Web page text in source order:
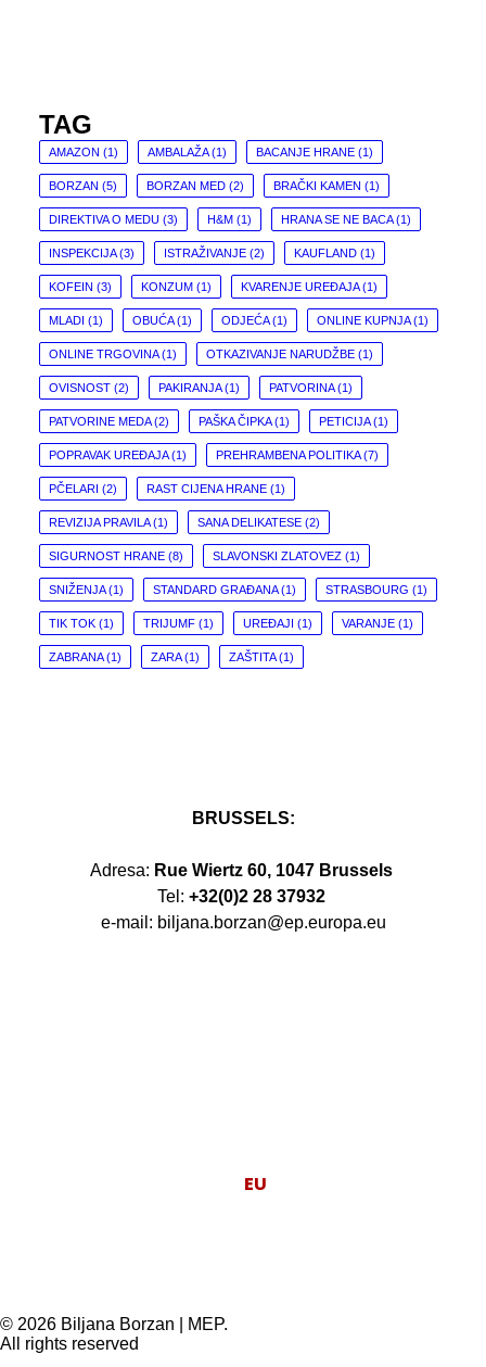
TAG
AMAZON (1) AMBALAŽA(1) BACANJE HRANE (1)
BORZAN (5) BORZAN MED (2) BRAČKI KAMEN (1)
DIREKTIVA O MEDU (3) H&M (1) HRANA SE NE BACA(1)
INSPEKCIJA(3) ISTRAŽIVANJE (2) KAUFLAND (1)
KOFEIN (3) KONZUM (1) KVARENJE UREĐAJA(1)
MLADI (1) OBUĆA(1) ODJEĆA(1) ONLINE KUPNJA(1)
ONLINE TRGOVINA(1) OTKAZIVANJE NARUDŽBE (1)
OVISNOST (2) PAKIRANJA(1) PATVORINA(1)
PATVORINE MEDA(2) PAŠKA ČIPKA(1) PETICIJA(1)
POPRAVAK UREĐAJA(1) PREHRAMBENA POLITIKA(7)
PČELARI (2) RAST CIJENA HRANE (1)
REVIZIJA PRAVILA(1) SANA DELIKATESE (2)
SIGURNOST HRANE (8) SLAVONSKI ZLATOVEZ (1)
SNIŽENJA(1) STANDARD GRAĐANA(1) STRASBOURG (1)
TIK TOK (1) TRIJUMF (1) UREĐAJI (1) VARANJE (1)
ZABRANA(1) ZARA(1) ZAŠTITA(1)
BRUSSELS:
Adresa: Rue Wiertz 60, 1047 Brussels
Tel: +32(0)2 28 37932
e-mail: biljana.borzan@ep.europa.eu
EU
© 2026 Biljana Borzan | MEP.
All rights reserved